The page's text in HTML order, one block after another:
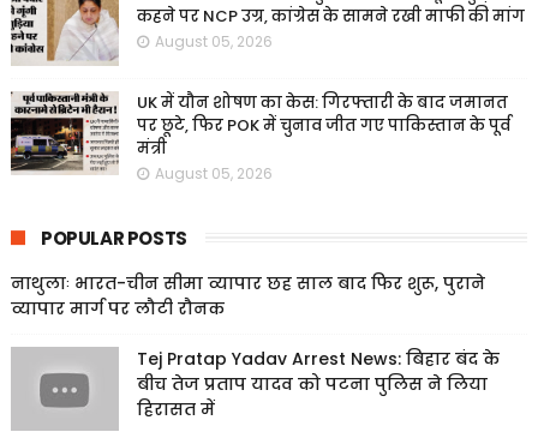
कहने पर NCP उग्र, कांग्रेस के सामने रखी माफी की मांग
August 05, 2026
UK में यौन शोषण का केस: गिरफ्तारी के बाद जमानत
पर छूटे, फिर POK में चुनाव जीत गए पाकिस्तान के पूर्व
मंत्री
August 05, 2026
POPULAR POSTS
नाथुलाः भारत-चीन सीमा व्यापार छह साल बाद फिर शुरू, पुराने
व्यापार मार्ग पर लौटी रौनक
Tej Pratap Yadav Arrest News: बिहार बंद के
बीच तेज प्रताप यादव को पटना पुलिस ने लिया
हिरासत में